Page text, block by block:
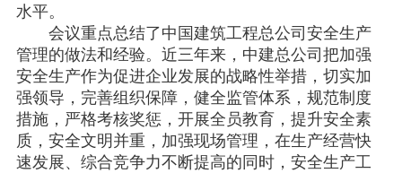
水平。
会议重点总结了中国建筑工程总公司安全生产
管理的做法和经验。近三年来，中建总公司把加强
安全生产作为促进企业发展的战略性举措，切实加
强领导，完善组织保障，健全监管体系，规范制度
措施，严格考核奖惩，开展全员教育，提升安全素
质，安全文明并重，加强现场管理，在生产经营快
速发展、综合竞争力不断提高的同时，安全生产工